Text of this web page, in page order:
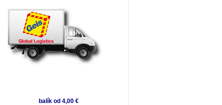
balík od 4,00 €